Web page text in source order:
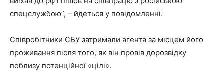
спецслужбою”, – йдеться у повідомленні.
Співробітники СБУ затримали агента за місцем його
проживання після того, як він провів дорозвідку
поблизу потенційної «цілі».